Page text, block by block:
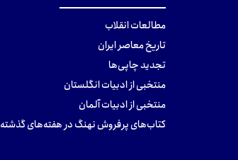
مطالعات انقلاب
تاریخ معاصر ایران
تجدید چاپی‌ها
منتخبی از ادبیات انگلستان
منتخبی از ادبیات آلمان
کتاب‌های پرفروش نهنگ در هفته‌های گذشته